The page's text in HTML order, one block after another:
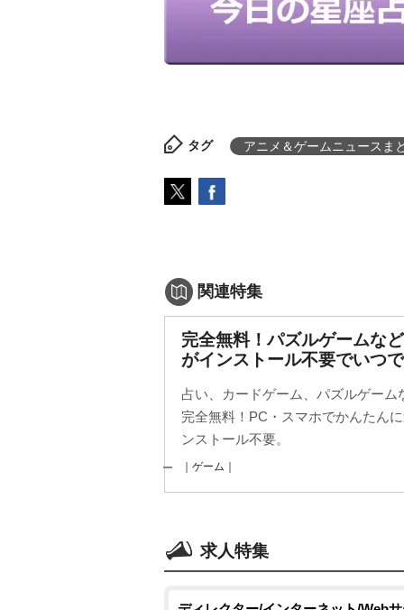
タグ アニメ＆ゲームニュースま
関連特集
完全無料！パズルゲームな
がインストール不要でいつ
占い、カードゲーム、パズルゲーム
完全無料！PC・スマホでかんたん
ンストール不要。
｜ゲーム｜
求人特集